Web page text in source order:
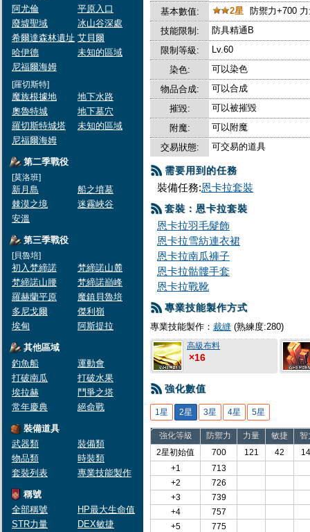
阿尤倫
平原入口
廢墟聖域
冰山谷深處
希爾達森林遺址 艾貝爾
哈伊德
未知的區域
尼福爾海姆
[羅切斯特]
魔族根據地
地下水路
奧魯特城
地下墓穴
羅切斯特城塔
未知的區域
尼福爾海姆
第二季戰役
[莫洛班]
新月島
船之墳墓
棘漠之境
迷霧峽谷
安溫
第三季戰役
[貝魯培]
初入梵締諾
梵締諾山麓
梵締諾山腰
梵締諾巔峰
羅赫蘭平原
魔鎮貝魯培
多尼戈爾
傑利嶺
埃甸
阿斯提拉
其他區域
釣魚船
運動會
打破南瓜
打破水果
埃拉赫
鬥爭之塔
常年慶典
絕命戰
裝備道具
武器類
裝備類
物品類
時裝類
套裝列表
專業技能製作
稱號
全部稱號
HP最大生命值
STR力量
DEX敏捷
基本數值:
2星
防禦力+700
技能限制:
防具精通B
限制等級:
Lv.60
染色:
可以染色
物品合成:
可以合成
摧毀:
可以被摧毀
附魔:
可以附魔
交易狀態:
可交易的道具
需要用到的任務
裝備任務:恩卡拉套裝
套裝：恩卡拉套裝
恩卡拉羽毛髮飾
恩卡拉雪紡連衣裙
恩卡拉南瓜褲子
恩卡拉骷髏手套
恩卡拉戰靴
專業技能製作方式
專業技能製作： 裁縫 (熟練度:280)
高級布料
×16
強化數值
1星 2星 3星 4星 5星
強化等級 防禦力 力量 敏捷
智
2星初始值
700 121 42
+1
713
+2
726
+3
739
+4
757
+5
775